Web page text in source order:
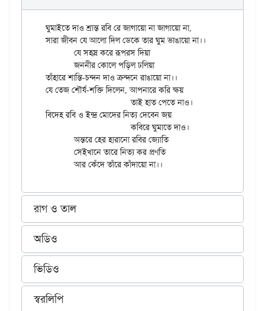
ঘুমাইতে দাও শ্রান্ত রবি রে জাগায়ো না জাগায়ো না,
সারা জীবন যে আলো দিল ডেকে তার ঘুম ভাঙায়ো না।।
	জননীর কোলে পড়িল ঢলিয়া
তাঁহারে শান্তি-চন্দন দাও ক্রন্দনে রাঙায়ো না।।
যে তেজ শৌর্য-শক্তি দিলেন, আপনারে করি ক্ষয়
			তাই হাত পেতে নাও।
বিদেহ রবি ও ইন্দ্র মোদের নিত্য দেবেন জয়
			কবিরে ঘুমাতে দাও।
	অন্তরে হের হারানো রবির জ্যোতি
রাগ ও তাল
অডিও
ভিডিও
স্বরলিপি